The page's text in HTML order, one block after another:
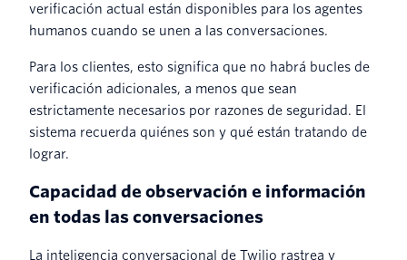
verificación actual están disponibles para los agentes
humanos cuando se unen a las conversaciones.
Para los clientes, esto significa que no habrá bucles de
verificación adicionales, a menos que sean
estrictamente necesarios por razones de seguridad. El
sistema recuerda quiénes son y qué están tratando de
lograr.
Capacidad de observación e información
en todas las conversaciones
La inteligencia conversacional de Twilio rastrea y